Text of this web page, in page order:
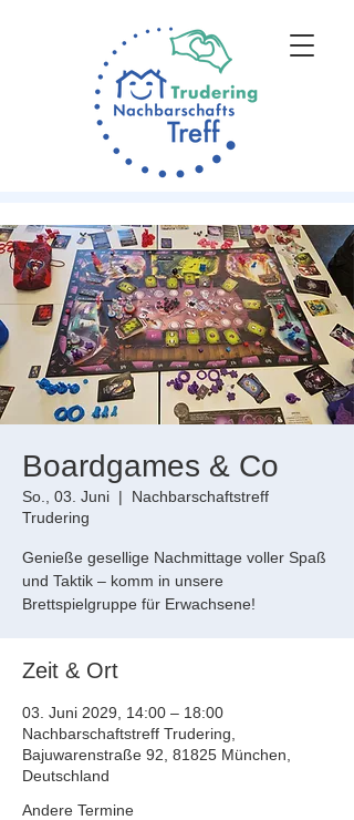
Boardgames & Co
So., 03. Juni
  |
Nachbarschaftstreff
Trudering
Genieße gesellige Nachmittage voller Spaß
und Taktik – komm in unsere
Brettspielgruppe für Erwachsene!
Zeit & Ort
03. Juni 2029, 14:00 – 18:00
Nachbarschaftstreff Trudering,
Bajuwarenstraße 92, 81825 München,
Deutschland
Andere Termine